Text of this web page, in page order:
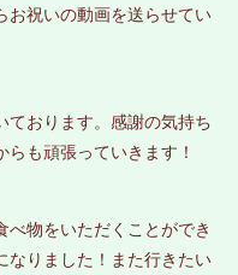
お祝いの動画を送らせてい
ております。感謝の気持ち
も頑張っていきます！
物をいただくことができ
なりました！また行きたい